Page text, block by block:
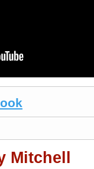
Mitchell